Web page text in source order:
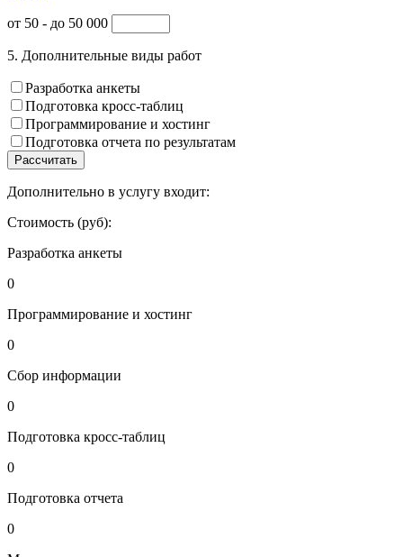
от 50 - до 50 000
5. Дополнительные виды работ
Разработка анкеты
Подготовка кросс-таблиц
Программирование и хостинг
Подготовка отчета по результатам
Рассчитать
Дополнительно в услугу входит:
Стоимость (руб):
Разработка анкеты
0
Программирование и хостинг
0
Сбор информации
0
Подготовка кросс-таблиц
0
Подготовка отчета
0